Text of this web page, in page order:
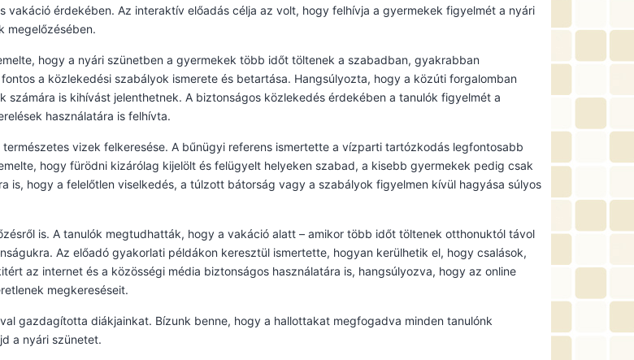
vakáció érdekében. Az interaktív előadás célja az volt, hogy felhívja a gyermekek figyelmét a nyári
megelőzésében.
hogy a nyári szünetben a gyermekek több időt töltenek a szabadban, gyakrabban
a közlekedési szabályok ismerete és betartása. Hangsúlyozta, hogy a közúti forgalomban
is kihívást jelenthetnek. A biztonságos közlekedés érdekében a tanulók figyelmét a
használatára is felhívta.
vizek felkeresése. A bűnügyi referens ismertette a vízparti tartózkodás legfontosabb
hogy fürödni kizárólag kijelölt és felügyelt helyeken szabad, a kisebb gyermekek pedig csak
hogy a felelőtlen viselkedés, a túlzott bátorság vagy a szabályok figyelmen kívül hagyása súlyos
is. A tanulók megtudhatták, hogy a vakáció alatt – amikor több időt töltenek otthonuktól távol
Az előadó gyakorlati példákon keresztül ismertette, hogyan kerülhetik el, hogy csalások,
az internet és a közösségi média biztonságos használatára is, hangsúlyozva, hogy az online
megkereséseit.
gazdagította diákjainkat. Bízunk benne, hogy a hallottakat megfogadva minden tanulónk
a nyári szünetet.